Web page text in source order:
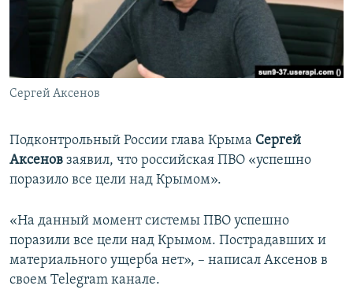
ПОБЕДИТЕЛЕЙ НЕ СУДЯТ?
КРЫМ.НЕПОКОРЕННЫЙ
УКРАИНСКАЯ ПРОБЛЕМА КРЫМА
ПРИСОЕДИНЯЙТЕСЬ!
Сергей Аксенов
Подконтрольный России глава Крыма Сергей
Аксенов заявил, что российская ПВО «успешно
поразило все цели над Крымом».
«На данный момент системы ПВО успешно
поразили все цели над Крымом. Пострадавших и
материального ущерба нет», – написал Аксенов в
своем Telegram канале.